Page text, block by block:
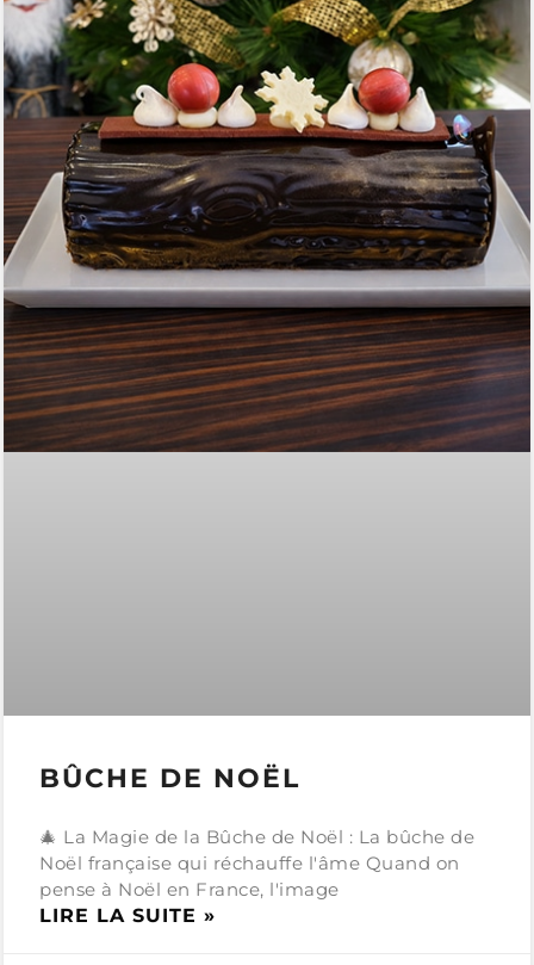
BÛCHE DE NOËL
🎄 La Magie de la Bûche de Noël : La bûche de
Noël française qui réchauffe l'âme Quand on
pense à Noël en France, l'image
LIRE LA SUITE »